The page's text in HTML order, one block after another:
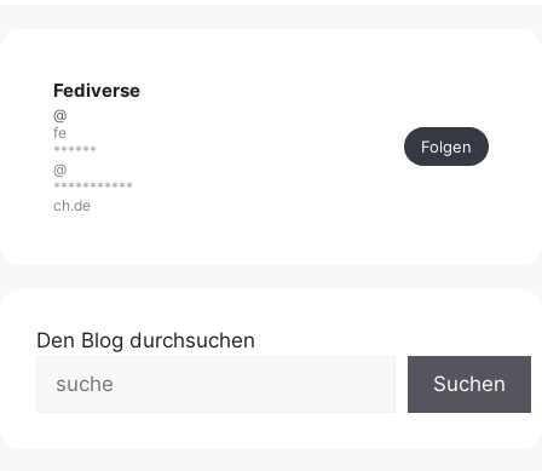
Fediverse
@
fe
******
@
***********
ch.de
Folgen
Den Blog durchsuchen
Suchen